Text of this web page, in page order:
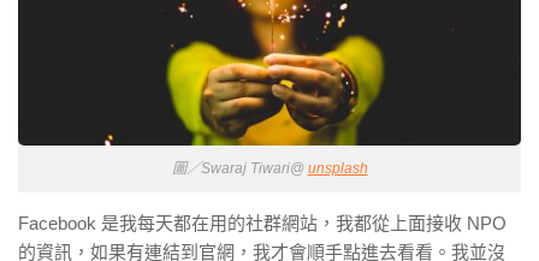
圖／Swaraj Tiwari@ unsplash
Facebook 是我每天都在用的社群網站，我都從上面接收 NPO
的資訊，如果有連結到官網，我才會順手點進去看看。我並沒